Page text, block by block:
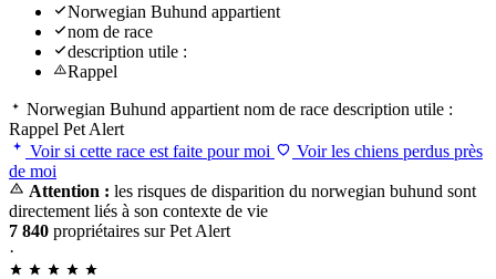
Norwegian Buhund appartient
nom de race
description utile :
Rappel
Norwegian Buhund appartient nom de race description utile :
Rappel Pet Alert
Voir si cette race est faite pour moi
Voir les chiens perdus près
de moi
Attention : les risques de disparition du norwegian buhund sont
directement liés à son contexte de vie
7 840 propriétaires sur Pet Alert
·